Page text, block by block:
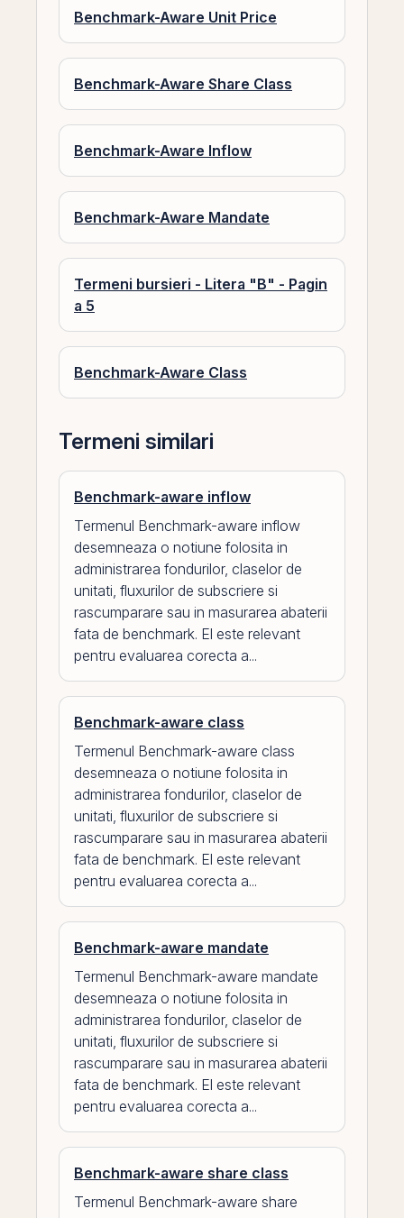
Benchmark-Aware Unit Price
Benchmark-Aware Share Class
Benchmark-Aware Inflow
Benchmark-Aware Mandate
Termeni bursieri - Litera "B" - Pagin
a 5
Benchmark-Aware Class
Termeni similari
Benchmark-aware inflow
Termenul Benchmark-aware inflow
desemneaza o notiune folosita in
administrarea fondurilor, claselor de
unitati, fluxurilor de subscriere si
rascumparare sau in masurarea abaterii
fata de benchmark. El este relevant
pentru evaluarea corecta a...
Benchmark-aware class
Termenul Benchmark-aware class
desemneaza o notiune folosita in
administrarea fondurilor, claselor de
unitati, fluxurilor de subscriere si
rascumparare sau in masurarea abaterii
fata de benchmark. El este relevant
pentru evaluarea corecta a...
Benchmark-aware mandate
Termenul Benchmark-aware mandate
desemneaza o notiune folosita in
administrarea fondurilor, claselor de
unitati, fluxurilor de subscriere si
rascumparare sau in masurarea abaterii
fata de benchmark. El este relevant
pentru evaluarea corecta a...
Benchmark-aware share class
Termenul Benchmark-aware share